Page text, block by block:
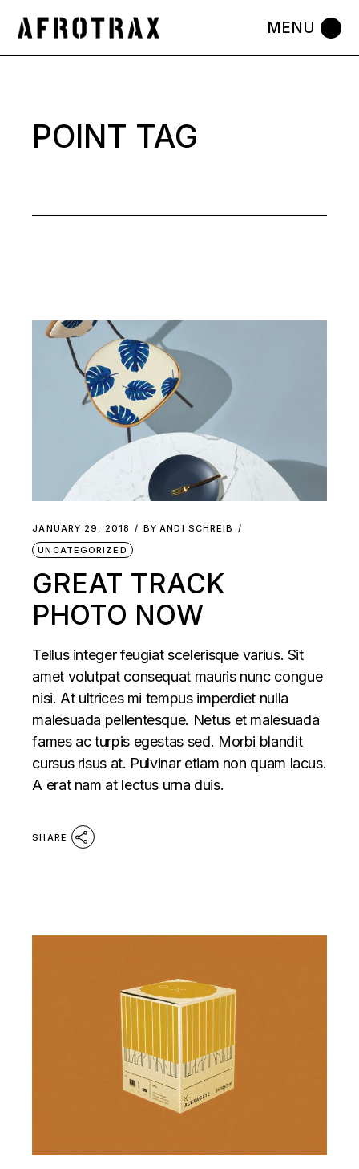
the
POINT TAG
JANUARY 29, 2018 BY ANDI SCHREIB
UNCATEGORIZED
GREAT TRACK
PHOTO NOW
Tellus integer feugiat scelerisque varius. Sit
amet volutpat consequat mauris nunc congue
nisi. At ultrices mi tempus imperdiet nulla
malesuada pellentesque. Netus et malesuada
fames ac turpis egestas sed. Morbi blandit
cursus risus at. Pulvinar etiam non quam lacus.
A erat nam at lectus urna duis.
SHARE